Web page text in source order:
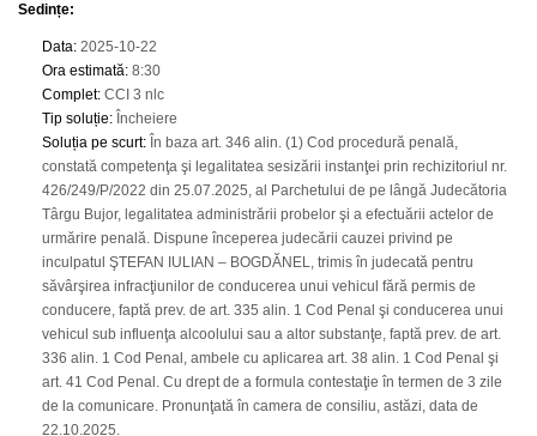
Sedințe:
Data: 2025-10-22
Ora estimată: 8:30
Complet: CCI 3 nlc
Tip soluție: Încheiere
Soluția pe scurt: În baza art. 346 alin. (1) Cod procedură penală,
constată competenţa şi legalitatea sesizării instanţei prin rechizitoriul nr.
426/249/P/2022 din 25.07.2025, al Parchetului de pe lângă Judecătoria
Târgu Bujor, legalitatea administrării probelor şi a efectuării actelor de
urmărire penală. Dispune începerea judecării cauzei privind pe
inculpatul ŞTEFAN IULIAN – BOGDĂNEL, trimis în judecată pentru
săvârşirea infracţiunilor de conducerea unui vehicul fără permis de
conducere, faptă prev. de art. 335 alin. 1 Cod Penal şi conducerea unui
vehicul sub influenţa alcoolului sau a altor substanţe, faptă prev. de art.
336 alin. 1 Cod Penal, ambele cu aplicarea art. 38 alin. 1 Cod Penal şi
art. 41 Cod Penal. Cu drept de a formula contestaţie în termen de 3 zile
de la comunicare. Pronunţată în camera de consiliu, astăzi, data de
22.10.2025.